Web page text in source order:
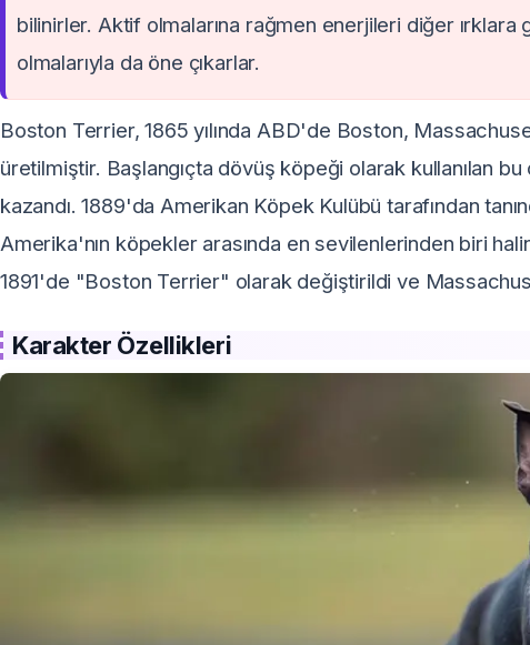
bilinirler. Aktif olmalarına rağmen enerjileri diğer
olmalarıyla da öne çıkarlar.
Boston Terrier, 1865 yılında ABD'de Boston,
üretilmiştir. Başlangıçta dövüş köpeği olarak kullanılan
kazandı. 1889'da Amerikan Köpek Kulübü tarafından
Amerika'nın köpekler arasında en sevilenlerinden biri
1891'de "Boston Terrier" olarak değiştirildi ve
Karakter Özellikleri